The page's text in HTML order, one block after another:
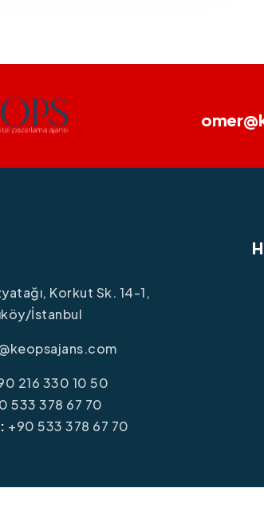
Korkut Sk. 14-1,
İstanbul
216 330 10 50
533 378 67 70
+90 533 378 67 70